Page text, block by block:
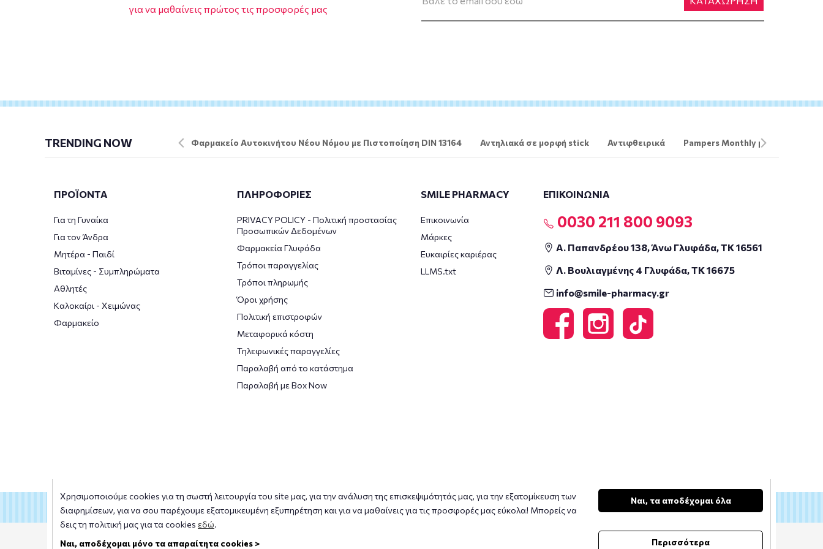
Χρησιμοποιούμε cookies για τη σωστή λειτουργία του site μας, για την ανάλυση της επισκεψιμότητάς μας, για την εξατομίκευση των
διαφημίσεων, για να σου παρέχουμε εξατομικευμένη εξυπηρέτηση και για να μαθαίνεις για τις προσφορές μας εύκολα! Μπορείς να
δεις τη πολιτική μας για τα cookies εδώ.
Ναι, αποδέχομαι μόνο τα απαραίτητα cookies >
Ναι, τα αποδέχομαι όλα
Περισσότερα
για να μαθαίνεις πρώτος τις προσφορές μας
TRENDING NOW Φαρμακείο Αυτοκινήτου Νέου Νόμου με Πιστοποίηση DIN 13164 Αντηλιακά σε μορφή stick Αντιφθειρικά Pampers Monthly pack
ΠΡΟΪΟΝΤΑ
Για τη Γυναίκα
Για τον Άνδρα
Μητέρα - Παιδί
Βιταμίνες - Συμπληρώματα
Αθλητές
Καλοκαίρι - Χειμώνας
Φαρμακείο
ΠΛΗΡΟΦΟΡΙΕΣ
PRIVACY POLICY - Πολιτική προστασίας
Προσωπικών Δεδομένων
Φαρμακεία Γλυφάδα
Τρόποι παραγγελίας
Τρόποι πληρωμής
Όροι χρήσης
Πολιτική επιστροφών
Μεταφορικά κόστη
Τηλεφωνικές παραγγελίες
Παραλαβή από το κατάστημα
Παραλαβή με Box Now
SMILE PHARMACY
Επικοινωνία
Μάρκες
Ευκαιρίες καριέρας
LLMS.txt
ΕΠΙΚΟΙΝΩΝΙΑ
0030 211 800 9093
Α. Παπανδρέου 138, Άνω Γλυφάδα, ΤΚ 16561
Λ. Βουλιαγμένης 4 Γλυφάδα, ΤΚ 16675
info@smile-pharmacy.gr